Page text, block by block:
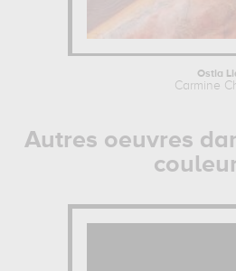
Ostia
Carmine
Autres oeuvres